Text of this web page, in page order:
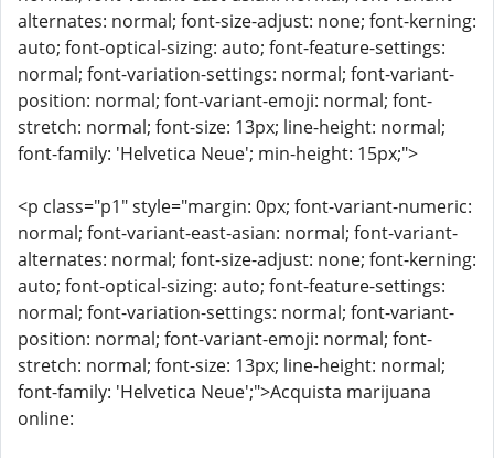
alternates: normal; font-size-adjust: none; font-kerning:
auto; font-optical-sizing: auto; font-feature-settings:
normal; font-variation-settings: normal; font-variant-
position: normal; font-variant-emoji: normal; font-
stretch: normal; font-size: 13px; line-height: normal;
font-family: 'Helvetica Neue'; min-height: 15px;">
<p class="p1" style="margin: 0px; font-variant-numeric:
normal; font-variant-east-asian: normal; font-variant-
alternates: normal; font-size-adjust: none; font-kerning:
auto; font-optical-sizing: auto; font-feature-settings:
normal; font-variation-settings: normal; font-variant-
position: normal; font-variant-emoji: normal; font-
stretch: normal; font-size: 13px; line-height: normal;
font-family: 'Helvetica Neue';">Acquista marijuana
online: